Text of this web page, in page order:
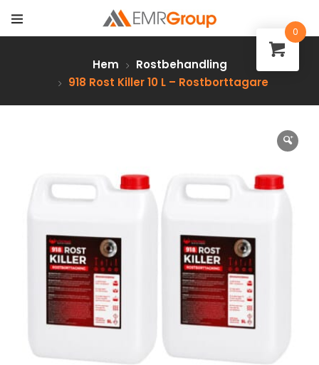
Hem
Rostbehandling
918 Rost Killer 10 L – Rostborttagare
0